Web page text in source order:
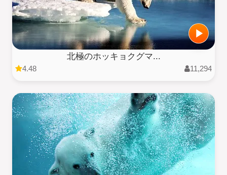
北極のホッキョクグマ...
4.48 11,294